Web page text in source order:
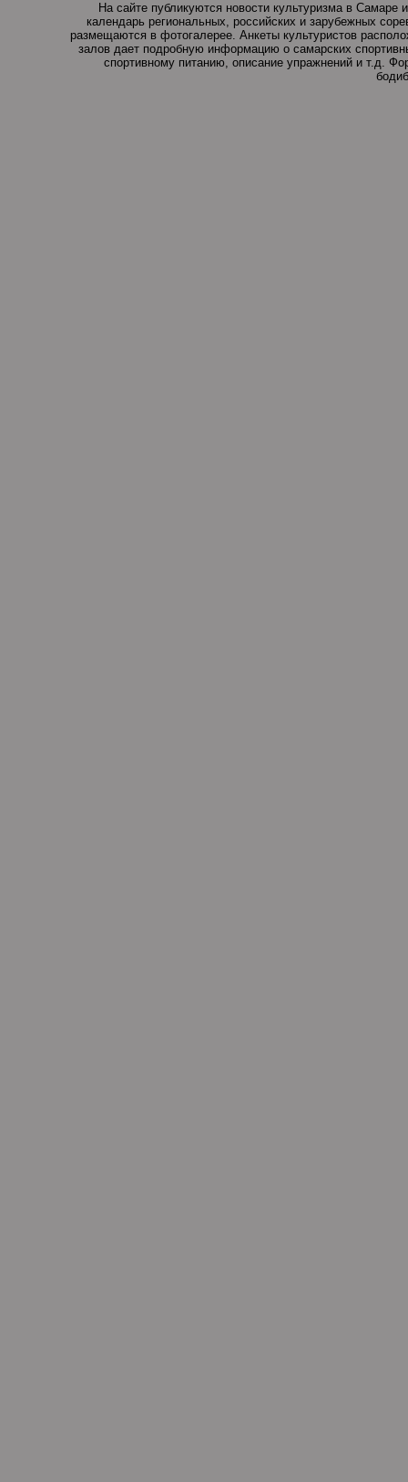
На сайте публикуются новости культуризма в
календарь региональных, российских и зарубежных
размещаются в фотогалерее. Анкеты культуристов
залов дает подробную информацию о самарских
спортивному питанию, описание упражнений и т.д.